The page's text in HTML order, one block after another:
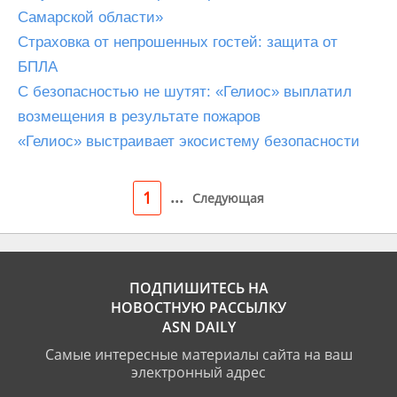
Самарской области»
Страховка от непрошенных гостей: защита от
БПЛА
С безопасностью не шутят: «Гелиос» выплатил
возмещения в результате пожаров
«Гелиос» выстраивает экосистему безопасности
1 ... Следующая
ПОДПИШИТЕСЬ НА
НОВОСТНУЮ РАССЫЛКУ
ASN DAILY
Самые интересные материалы сайта на ваш
электронный адрес